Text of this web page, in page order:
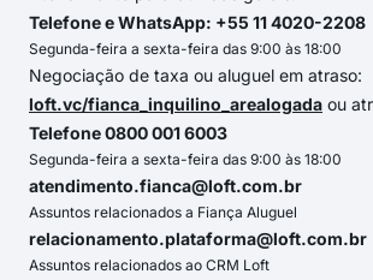
Telefone e WhatsApp: +55 11 4020-2208
Segunda-feira a sexta-feira das 9:00 às 18:00
Negociação de taxa ou aluguel em atraso:
loft.vc/fianca_inquilino_arealogada ou
Telefone 0800 001 6003
Segunda-feira a sexta-feira das 9:00 às 18:00
atendimento.fianca@loft.com.br
Assuntos relacionados a Fiança Aluguel
relacionamento.plataforma@loft.com.br
Assuntos relacionados ao CRM Loft